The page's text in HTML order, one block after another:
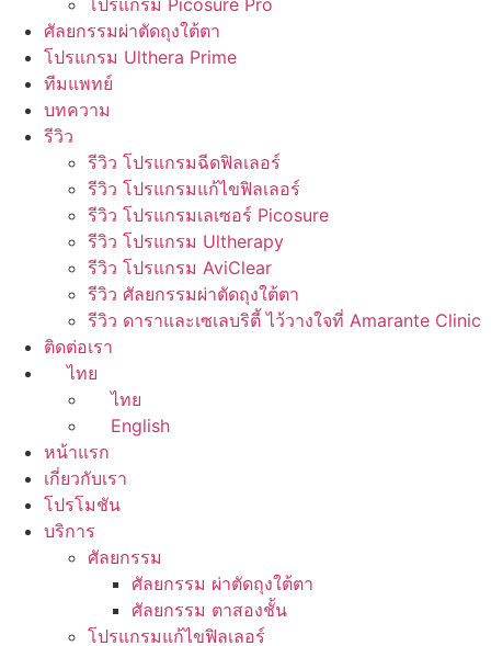
โปรแกรม Picosure Pro
ศัลยกรรมผ่าตัดถุงใต้ตา
โปรแกรม Ulthera Prime
ทีมแพทย์
บทความ
รีวิว
รีวิว โปรแกรมฉีดฟิลเลอร์
รีวิว โปรแกรมแก้ไขฟิลเลอร์
รีวิว โปรแกรมเลเซอร์ Picosure
รีวิว โปรแกรม Ultherapy
รีวิว โปรแกรม AviClear
รีวิว ศัลยกรรมผ่าตัดถุงใต้ตา
รีวิว ดาราและเซเลบริตี้ ไว้วางใจที่ Amarante Clinic
ติดต่อเรา
ไทย
ไทย
English
หน้าแรก
เกี่ยวกับเรา
โปรโมชัน
บริการ
ศัลยกรรม
ศัลยกรรม ผ่าตัดถุงใต้ตา
ศัลยกรรม ตาสองชั้น
โปรแกรมแก้ไขฟิลเลอร์